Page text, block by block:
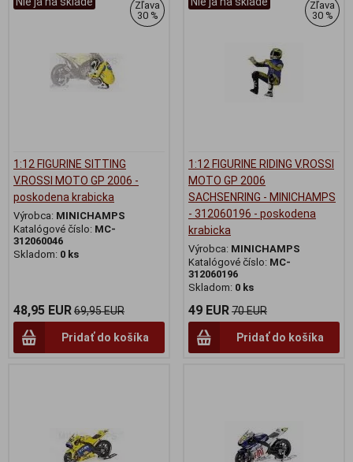
Zľava
30 %
1:12 FIGURINE SITTING
V.ROSSI MOTO GP 2006 -
poskodena krabicka
Výrobca: MINICHAMPS
Katalógové číslo: MC-
312060046
Skladom: 0 ks
48,95 EUR69,95 EUR
Pridať do košíka
Zľava
30 %
1:12 FIGURINE RIDING V.ROSSI
MOTO GP 2006
SACHSENRING - MINICHAMPS
- 312060196 - poskodena
krabicka
Výrobca: MINICHAMPS
Katalógové číslo: MC-
312060196
Skladom: 0 ks
49 EUR70 EUR
Pridať do košíka